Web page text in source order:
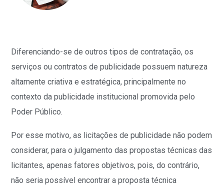
Diferenciando-se de outros tipos de contratação, os
serviços ou contratos de publicidade possuem natureza
altamente criativa e estratégica, principalmente no
contexto da publicidade institucional promovida pelo
Poder Público.
Por esse motivo, as licitações de publicidade não podem
considerar, para o julgamento das propostas técnicas das
licitantes, apenas fatores objetivos, pois, do contrário,
não seria possível encontrar a proposta técnica